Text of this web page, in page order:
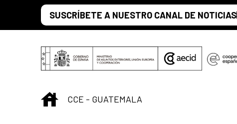
Saltar al contenido principal
SUSCRÍBETE A NUESTRO CANAL DE NOTICIAS
INICIO
CCE - GUATEMALA